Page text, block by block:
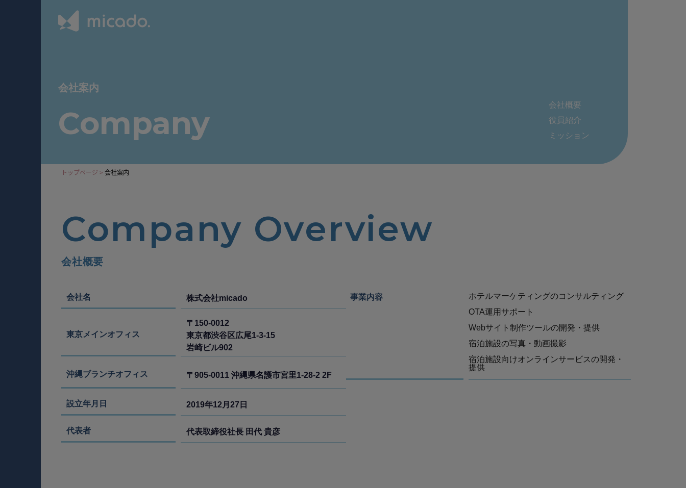
会社案内
Company
会社概要
役員紹介
ミッション
トップページ > 会社案内
Company Overview
会社概要
会社名
東京メインオフィス
沖縄ブランチオフィス
設立年月日
代表者
株式会社micado
〒150-0012
東京都渋谷区広尾1-3-15
岩崎ビル902
〒905-0011沖縄県名護市宮里1-28-2 2F
2019年12月27日
代表取締役社長 田代 貴彦
事業内容
ホテルマーケティングのコンサルティング
OTA運用サポート
Webサイト制作ツールの開発・提供
宿泊施設の写真・動画撮影
宿泊施設向けオンラインサービスの開発・
提供